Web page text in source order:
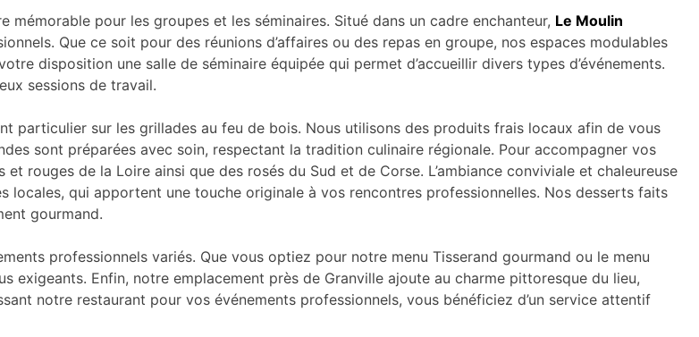
pour les groupes et les séminaires. Situé dans un cadre enchanteur, Le Moulin
Que ce soit pour des réunions d’affaires ou des repas en groupe, nos espaces modulables
disposition une salle de séminaire équipée qui permet d’accueillir divers types d’événements.
sessions de travail.
particulier sur les grillades au feu de bois. Nous utilisons des produits frais locaux afin de vous
sont préparées avec soin, respectant la tradition culinaire régionale. Pour accompagner vos
rouges de la Loire ainsi que des rosés du Sud et de Corse. L’ambiance conviviale et chaleureuse
qui apportent une touche originale à vos rencontres professionnelles. Nos desserts faits
gourmand.
professionnels variés. Que vous optiez pour notre menu Tisserand gourmand ou le menu
exigeants. Enfin, notre emplacement près de Granville ajoute au charme pittoresque du lieu,
notre restaurant pour vos événements professionnels, vous bénéficiez d’un service attentif